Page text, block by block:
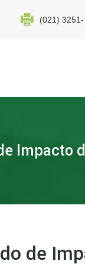
(021)
Impacto
de